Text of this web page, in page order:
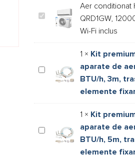
Aer
conditionat
QRD1GW,
Inverter,
Aer conditionat
QRD1GW,
Wi-Fi inclus
Kit
premium
instalare
montaj
aparate
1 × Kit
aparate de
BTU/h, 3m,
elemente
Kit
premium
1 × Kit
aparate de
BTU/h, 5m,
elemente